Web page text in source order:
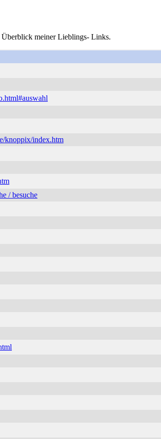
meiner Lieblings- Links.
knoppix/index.htm
/ besuche